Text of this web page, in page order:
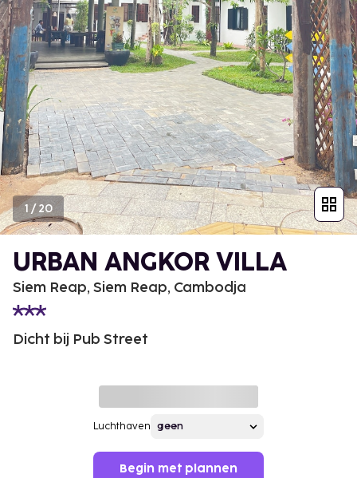
1 /20
URBAN ANGKOR VILLA
Siem Reap, Siem Reap, Cambodja
Dicht bij Pub Street
Luchthaven
Begin met plannen